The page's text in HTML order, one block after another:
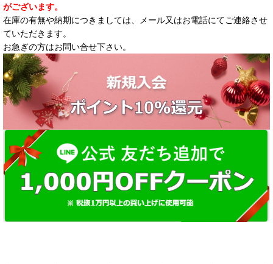
がございます。
在庫の有無や納期につきましては、メール又はお電話にてご連絡させ
ていただきます。
お急ぎの方はお問い合せ下さい。